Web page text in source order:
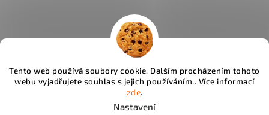
Tento web používá soubory cookie. Dalším procházením tohoto
webu vyjadřujete souhlas s jejich používáním.. Více informací
zde.
Nastavení
Ukázat
Instagram